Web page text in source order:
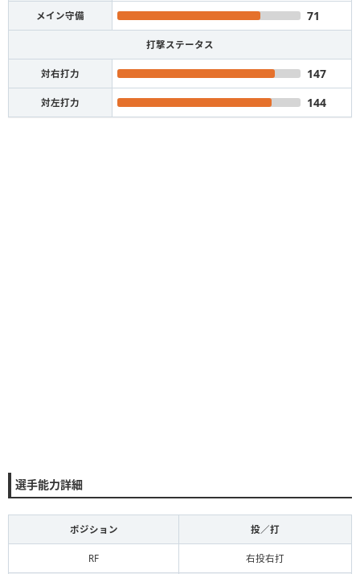
メイン守備 71
打撃ステータス
対右打力 147
対左打力 144
選手能力詳細
ポジション 投／打
RF 右投右打